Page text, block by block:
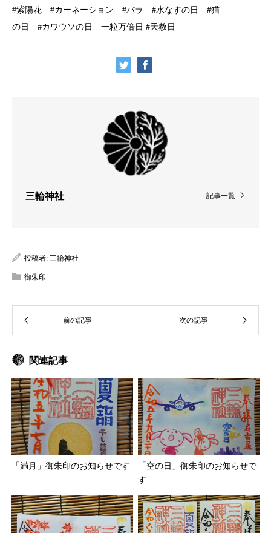
#紫陽花 #カーネーション #バラ #水なすの日 #猫
の日 #カワウソの日 一粒万倍日 #天赦日
記事一覧
三輪神社
投稿者: 三輪神社
御朱印
関連記事
「満月」御朱印のお知らせです
「空の日」御朱印のお知らせで
す